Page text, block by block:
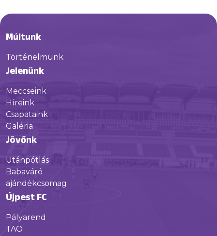
Múltunk
Történelmünk
Jelenünk
Meccseink
Híreink
Csapataink
Galéria
Jövőnk
Utánpótlás
Babaváró
ajándékcsomag
Újpest FC
Pályarend
TAO